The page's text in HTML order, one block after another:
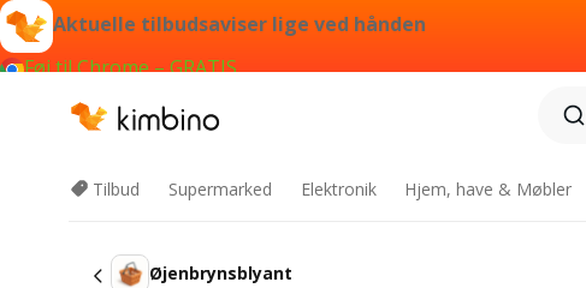
Aktuelle tilbudsaviser lige ved hånden
Føj til Chrome – GRATIS
Tilbud Supermarked Elektronik Hjem, have & Møbler
Øjenbrynsblyant